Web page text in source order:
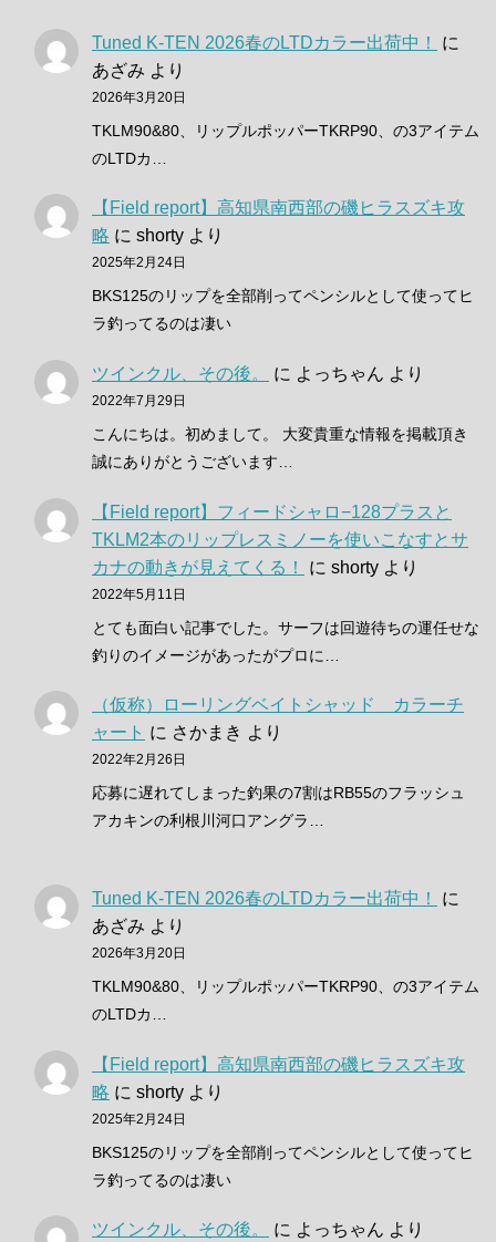
Tuned K-TEN 2026春のLTDカラー出荷中！
に
あざみ より
2026年3月20日
TKLM90&80、リップルポッパーTKRP90、の3アイテム
のLTDカ…
【Field report】高知県南西部の磯ヒラスズキ攻
略 に shorty より
2025年2月24日
BKS125のリップを全部削ってペンシルとして使ってヒ
ラ釣ってるのは凄い
ツインクル、その後。 に よっちゃん より
2022年7月29日
こんにちは。初めまして。 大変貴重な情報を掲載頂き
誠にありがとうございます…
【Field report】フィードシャロ−128プラスと
TKLM2本のリップレスミノーを使いこなすとサ
カナの動きが見えてくる！
に shorty より
2022年5月11日
とても面白い記事でした。サーフは回遊待ちの運任せな
釣りのイメージがあったがプロに…
（仮称）ローリングベイトシャッド カラーチ
ャート に さかまき より
2022年2月26日
応募に遅れてしまった釣果の7割はRB55のフラッシュ
アカキンの利根川河口アングラ…
Tuned K-TEN 2026春のLTDカラー出荷中！
に
あざみ より
2026年3月20日
TKLM90&80、リップルポッパーTKRP90、の3アイテム
のLTDカ…
【Field report】高知県南西部の磯ヒラスズキ攻
略 に shorty より
2025年2月24日
BKS125のリップを全部削ってペンシルとして使ってヒ
ラ釣ってるのは凄い
ツインクル、その後。 に よっちゃん より